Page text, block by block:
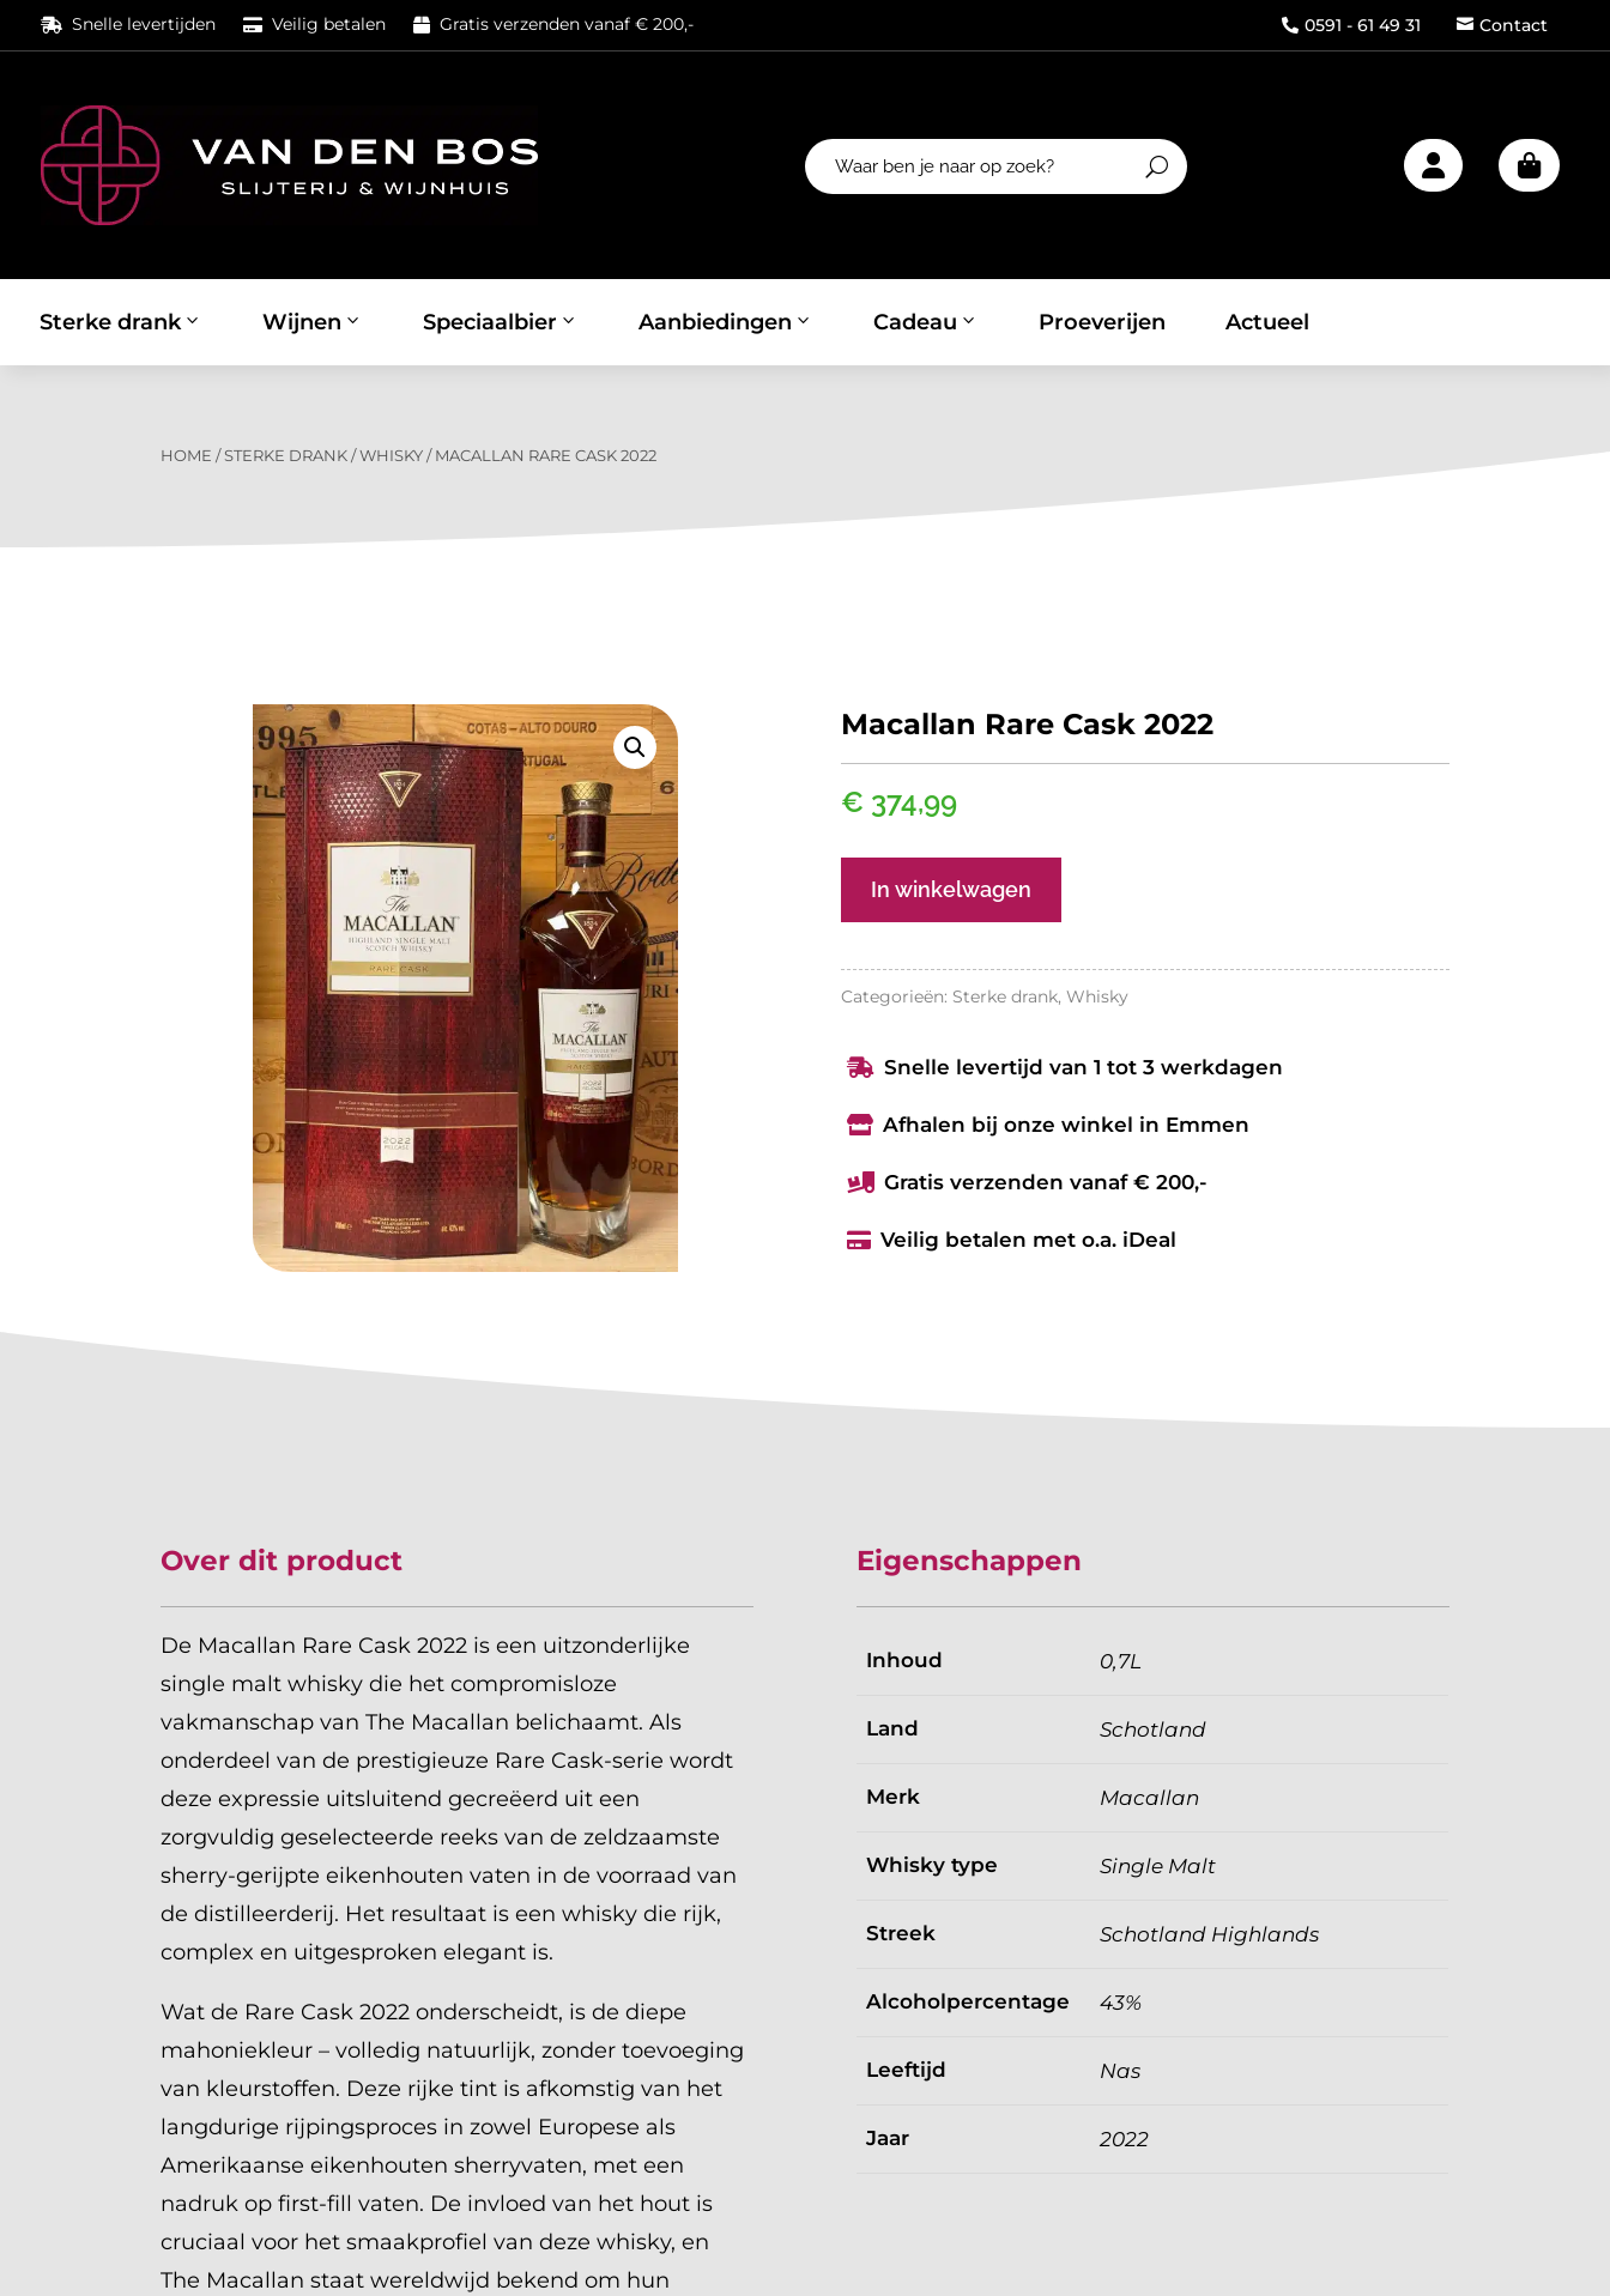
 Snelle levertijden  Veilig betalen  Gratis verzenden vanaf € 200,-  0591 - 61 49 31  Contact

Sterke drank Wijnen Speciaalbier Aanbiedingen Cadeau Proeverijen Actueel
HOME /STERKE DRANK /WHISKY / MACALLAN RARE CASK 2022
Macallan Rare Cask 2022
€ 374,99
Macallan
2022
In winkelwagen
Categorieën: Sterke drank, Whisky
 Snelle levertijd van 1 tot 3 werkdagen
 Afhalen bij onze winkel in Emmen
 Gratis verzenden vanaf € 200,-
 Veilig betalen met o.a. iDeal
Over dit product
De Macallan Rare Cask 2022 is een uitzonderlijke
single malt whisky die het compromisloze
vakmanschap van The Macallan belichaamt. Als
onderdeel van de prestigieuze Rare Cask-serie wordt
deze expressie uitsluitend gecreëerd uit een
zorgvuldig geselecteerde reeks van de zeldzaamste
sherry-gerijpte eikenhouten vaten in de voorraad van
de distilleerderij. Het resultaat is een whisky die rijk,
complex en uitgesproken elegant is.
Wat de Rare Cask 2022 onderscheidt, is de diepe
mahoniekleur – volledig natuurlijk, zonder toevoeging
van kleurstoffen. Deze rijke tint is afkomstig van het
langdurige rijpingsproces in zowel Europese als
Amerikaanse eikenhouten sherryvaten, met een
nadruk op first-fill vaten. De invloed van het hout is
cruciaal voor het smaakprofiel van deze whisky, en
The Macallan staat wereldwijd bekend om hun
Eigenschappen
Inhoud 0,7L
Land Schotland
Merk Macallan
Whisky type Single Malt
Streek Schotland Highlands
Alcoholpercentage 43%
Leeftijd Nas
Jaar 2022